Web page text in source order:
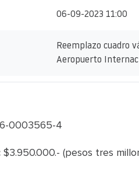
06-09-2023 11:00
Reemplazo cuadro
Aeropuerto
0003565-4
$3.950.000.- (pesos tres